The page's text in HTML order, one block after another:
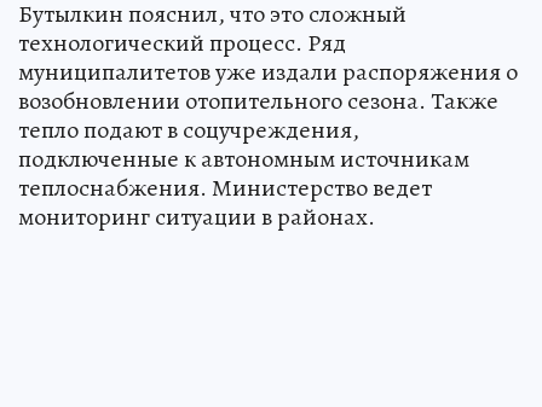
Бутылкин пояснил, что это сложный
технологический процесс. Ряд
муниципалитетов уже издали распоряжения о
возобновлении отопительного сезона. Также
тепло подают в соцучреждения,
подключенные к автономным источникам
теплоснабжения. Министерство ведет
мониторинг ситуации в районах.